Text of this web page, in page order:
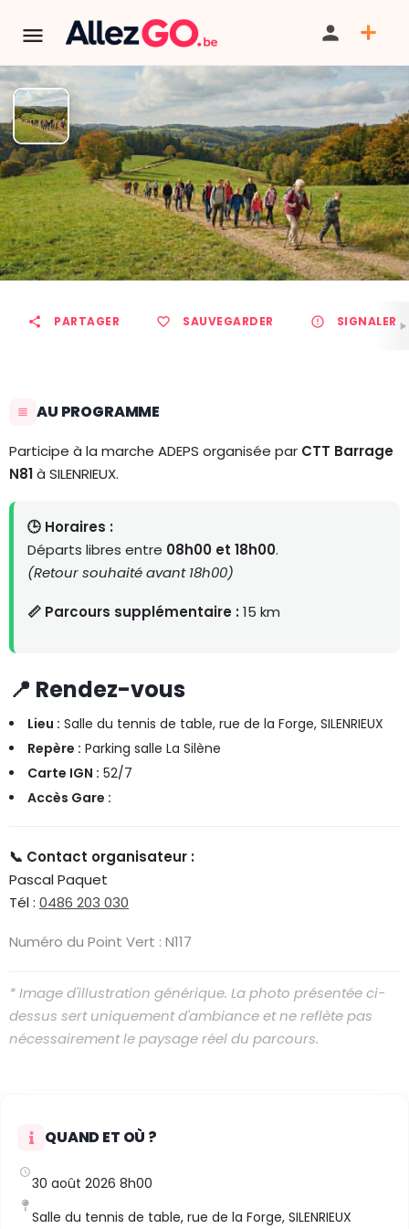
Marche ADEPS à SILENRIEUX
TÉLÉPHONE
PARTAGER SAUVEGARDER SIGNALER
AU PROGRAMME
Participe à la marche ADEPS organisée par CTT Barrage
N81à SILENRIEUX.
🕒 Horaires :
Départs libres entre 08h00 et 18h00.
(Retour souhaité avant 18h00)
📏 Parcours supplémentaire :15 km
📍 Rendez-vous
Lieu : Salle du tennis de table, rue de la Forge, SILENRIEUX
Repère : Parking salle La Silène
Carte IGN : 52/7
Accès Gare :
📞 Contact organisateur :
Pascal Paquet
Tél : 0486 203 030
Numéro du Point Vert : N117
* Image d'illustration générique. La photo présentée ci-
dessus sert uniquement d'ambiance et ne reflète pas
nécessairement le paysage réel du parcours.
QUAND ET OÙ ?
30 août 2026 8h00
Salle du tennis de table, rue de la Forge, SILENRIEUX